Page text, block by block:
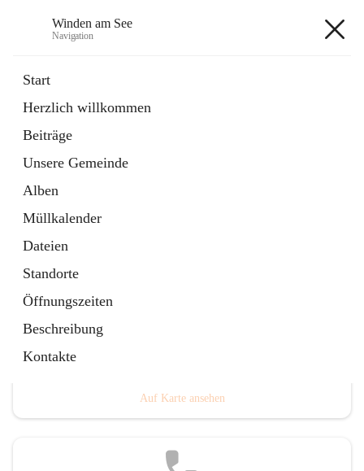
Winden am See
Navigation
Start
Herzlich willkommen
Beiträge
Unsere Gemeinde
Alben
Müllkalender
Dateien
Standorte
Öffnungszeiten
Beschreibung
Kontakte
Externe Webseite
in
Tab
Bebauungsplan
öffnet
in
neuem
Tab
Auf Karte ansehen